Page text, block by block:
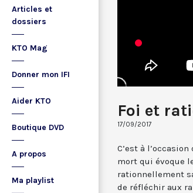
Articles et
dossiers
KTO Mag
Donner mon IFI
Aider KTO
Boutique DVD
A propos
Ma playlist
Foi et
17/09/2017
C’est à
mort qui évoque
rationnellement
de réfléchir aux